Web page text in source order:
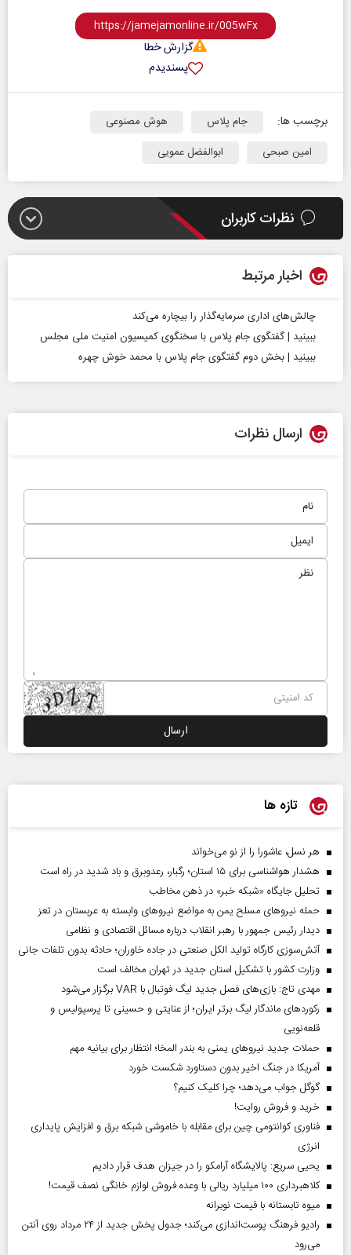
گزارش خطا
پسندیدم
برچسب ها: جام پلاس
هوش مصنوعی
امین صبحی
ابوالفضل عمویی
نظرات کاربران
اخبار مرتبط
چالش‌های اداری سرمایه‌گذار را بیچاره می‌کند
ببینید | گفتگوی جام پلاس با سخنگوی کمیسیون امنیت ملی مجلس
ببینید | بخش دوم گفتگوی جام پلاس با محمد خوش چهره
ارسال نظرات
تازه ها
هر نسل، عاشورا را از نو می‌خواند
هشدار هواشناسی برای ۱۵ استان؛ رگبار، رعدوبرق و باد شدید در راه است
تحلیل جایگاه «شبکه خبر» در ذهن مخاطب
حمله نیروهای مسلح یمن به مواضع نیروهای وابسته به عربستان در تعز
دیدار رئیس‌ جمهور با رهبر انقلاب درباره مسائل اقتصادی و نظامی
آتش‌سوزی کارگاه تولید الکل صنعتی در جاده خاوران؛ حادثه بدون تلفات جانی
وزارت کشور با تشکیل استان جدید در تهران مخالف است
مهدی تاج: بازی‌های فصل جدید لیگ فوتبال با VAR برگزار می‌شود
رکورد‌های ماندگار لیگ برتر ایران؛ از عنایتی و حسینی تا پرسپولیس و
قلعه‌نویی
حملات جدید نیروهای یمنی به بندر المخا؛ انتظار برای بیانیه مهم
آمریکا در جنگ اخیر بدون دستاورد شکست خورد
گوگل جواب می‌دهد؛ چرا کلیک کنیم؟
خرید و فروش روایت!
فناوری کوانتومی چین برای مقابله با خاموشی شبکه برق و افزایش پایداری
انرژی
یحیی سریع: پالایشگاه آرامکو را در جیزان هدف قرار دادیم
کلاهبرداری ۱۰۰ میلیارد ریالی با وعده فروش لوازم خانگی نصف قیمت!
میوه تابستانه با قیمت نوبرانه
رادیو فرهنگ پوست‌اندازی می‌کند؛ جدول پخش جدید از ۲۴ مرداد روی آنتن
می‌رود